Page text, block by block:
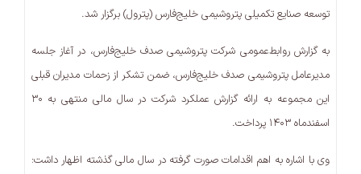
توسعه صنایع تکمیلی پتروشیمی خلیج‌فارس (پترول) برگزار شد.
به گزارش روابط‌عمومی شرکت پتروشیمی صدف خلیج‌فارس، در آغاز جلسه
مدیرعامل پتروشیمی صدف خلیج‌فارس، ضمن تشکر از زحمات مدیران قبلی
این مجموعه به ارائه گزارش عملکرد شرکت در سال مالی منتهی به ۳۰
اسفندماه ۱۴۰۳ پرداخت.
وی با اشاره به اهم اقدامات صورت گرفته در سال مالی گذشته اظهار داشت: